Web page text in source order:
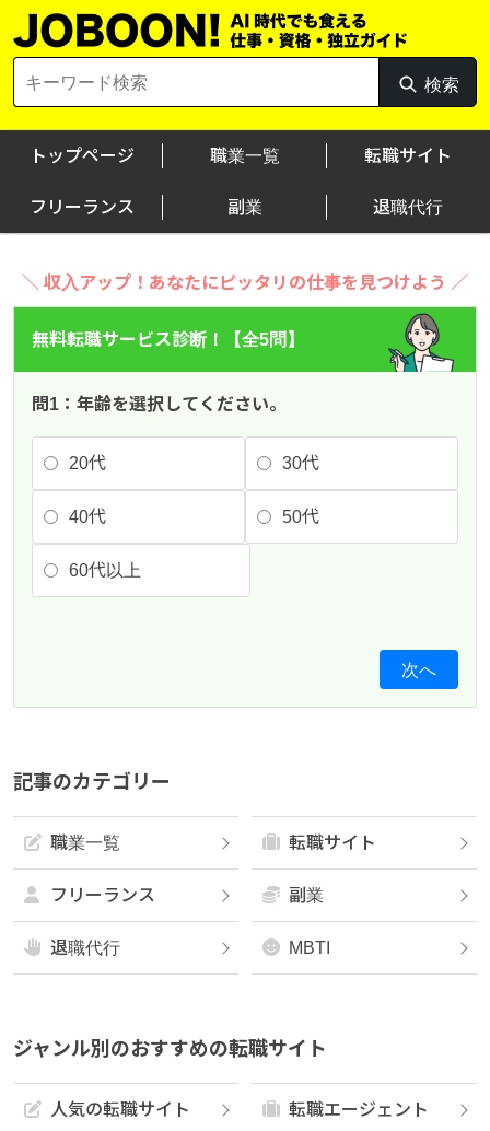
Skip
to
content
for:
検索
検
索
トップページ 職業一覧 転職サイト
フリーランス 副業 退職代行
＼ 収入アップ！あなたにピッタリの仕事を見つけよう ／
無料転職サービス診断！【全5問】
問1：年齢を選択してください。
20代 30代
40代 50代
60代以上
次へ
記事のカテゴリー
職業一覧 転職サイト
フリーランス 副業
退職代行 MBTI
ジャンル別のおすすめの転職サイト
人気の転職サイト 転職エージェント